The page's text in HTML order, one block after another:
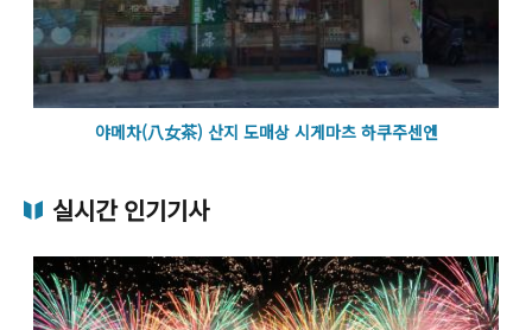
야메차(八女茶) 산지 도매상 시게마츠 하쿠주센엔
실시간 인기기사